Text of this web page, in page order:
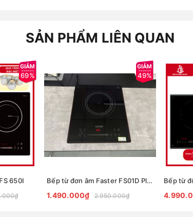
SẢN PHẨM LIÊN QUAN
69%
650I
49%
Bếp từ đơn âm Faster FS01D Plus
1.490.000₫ 2.950.000₫
Bếp từ